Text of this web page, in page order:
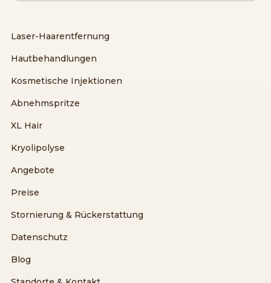
Laser-Haarentfernung
Hautbehandlungen
Kosmetische Injektionen
Abnehmspritze
XL Hair
Kryolipolyse
Angebote
Preise
Stornierung & Rückerstattung
Datenschutz
Blog